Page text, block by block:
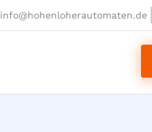
info@hohenloherautomaten.de